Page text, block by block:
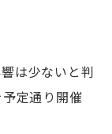
は少ないと判
定通り開催